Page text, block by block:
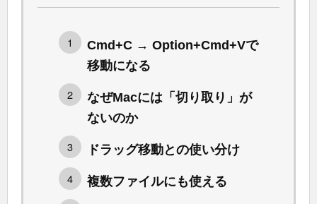
Cmd+C → Option+Cmd+Vで
移動になる
なぜMacには「切り取り」が
ないのか
ドラッグ移動との使い分け
複数ファイルにも使える